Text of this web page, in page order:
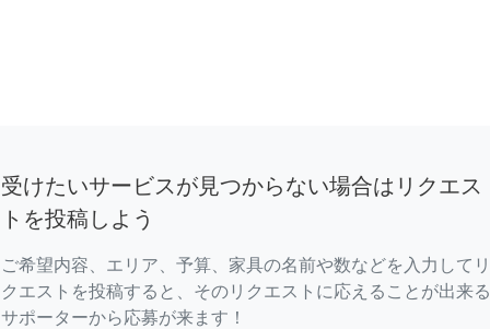
受けたいサービスが見つからない場合はリクエス
トを投稿しよう
ご希望内容、エリア、予算、家具の名前や数などを入力してリ
クエストを投稿すると、そのリクエストに応えることが出来る
サポーターから応募が来ます！